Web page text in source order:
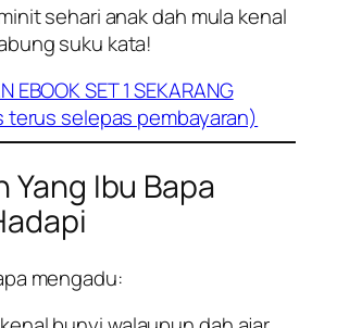
sehari anak dah mula kenal
suku kata!
EBOOK SET 1 SEKARANG
terus selepas pembayaran)
Yang Ibu Bapa
mengadu: